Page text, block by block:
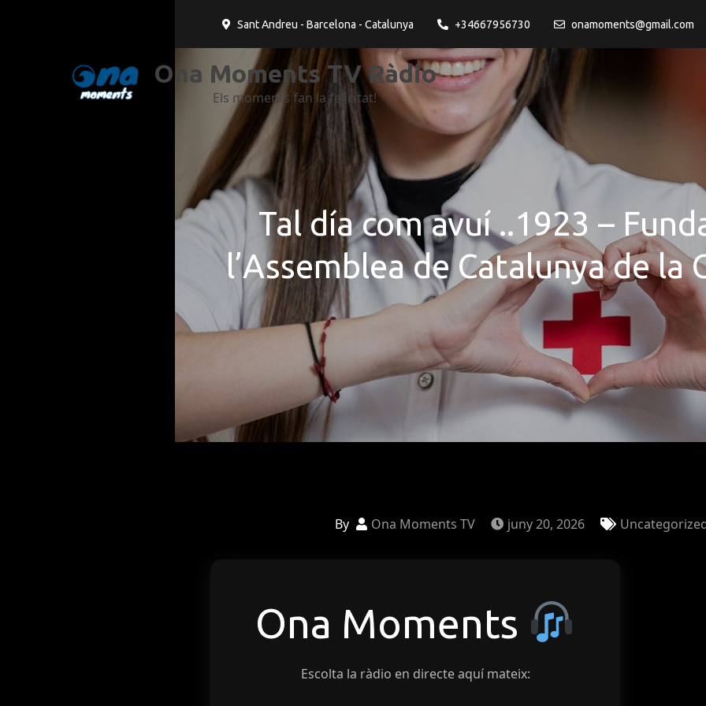
Sant Andreu - Barcelona - Catalunya +34667956730 onamoments@gmail.com
Ona Moments TV Ràdio
Els moments fan la felicitat!
Tal día com avuí ..1923 –
l’Assemblea de Catalunya de la
By Ona Moments TV juny 20, 2026
Ona Moments
Escolta la ràdio en directe aquí mateix: